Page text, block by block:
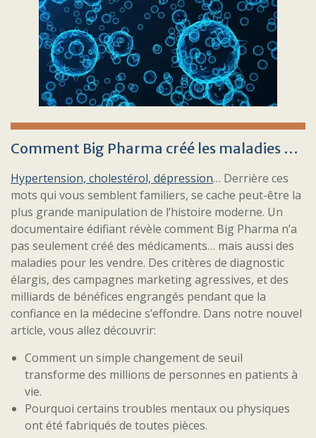
Comment Big Pharma créé les maladies …
Hypertension, cholestérol, dépression… Derrière ces
mots qui vous semblent familiers, se cache peut-être la
plus grande manipulation de l’histoire moderne. Un
documentaire édifiant révèle comment Big Pharma n’a
pas seulement créé des médicaments… mais aussi des
maladies pour les vendre. Des critères de diagnostic
élargis, des campagnes marketing agressives, et des
milliards de bénéfices engrangés pendant que la
confiance en la médecine s’effondre. Dans notre nouvel
article, vous allez découvrir:
Comment un simple changement de seuil
transforme des millions de personnes en patients à
vie.
Pourquoi certains troubles mentaux ou physiques
ont été fabriqués de toutes pièces.